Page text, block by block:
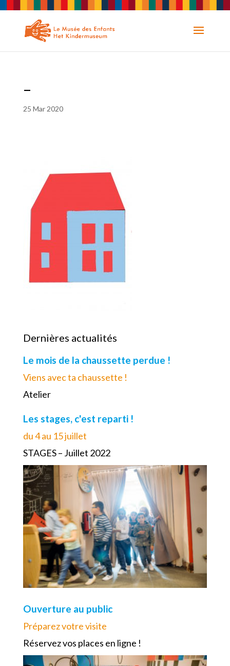
–
25 Mar 2020
Dernières actualités
Le mois de la chaussette perdue !
Viens avec ta chaussette !
Atelier
Les stages, c'est reparti !
du 4 au 15 juillet
STAGES – Juillet 2022
Ouverture au public
Préparez votre visite
Réservez vos places en ligne !